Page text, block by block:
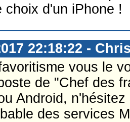
choix d'un iPhone !
22:18:22 -
vous le
de "Chef des
Android,
des services